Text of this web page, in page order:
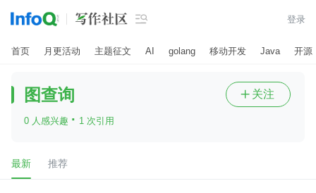
 登录
首页 月更活动 主题征文 AI golang 移动开发 Java 开源
图查询
0 人感兴趣 · 1 次引用
 关注
最新 推荐